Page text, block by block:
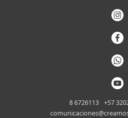
8 6726113
+57